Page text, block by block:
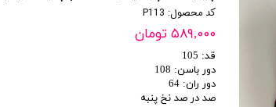
کد محصول: P113
۵۸۹,۰۰۰ تومان
قد: 105
دور باسن: 108
دور ران: 64
صد در صد نخ پنبه